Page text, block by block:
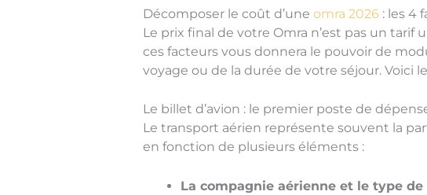
Décomposer le coût d’uneomra 2026 : les 4
Le prix final de votre Omra n’est pas un
ces facteurs vous donnera le pouvoir de
voyage ou de la durée de votre séjour.
Le billet d’avion : le premier poste de
Le transport aérien représente souvent la
en fonction de plusieurs éléments :
La compagnie aérienne et le type de